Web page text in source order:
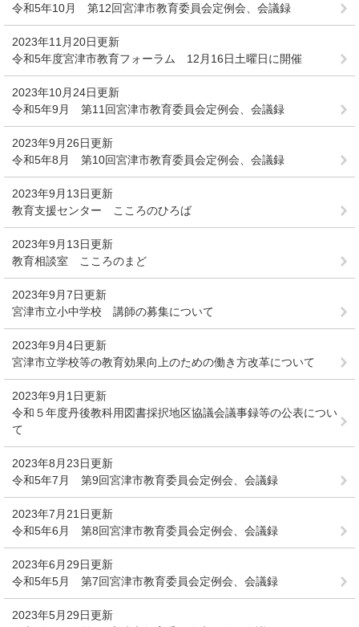
令和5年10月 第12回宮津市教育委員会定例会、会議録
2023年11月20日更新
令和5年度宮津市教育フォーラム 12月16日土曜日に開催
2023年10月24日更新
令和5年9月 第11回宮津市教育委員会定例会、会議録
2023年9月26日更新
令和5年8月 第10回宮津市教育委員会定例会、会議録
2023年9月13日更新
教育支援センター こころのひろば
2023年9月13日更新
教育相談室 こころのまど
2023年9月7日更新
宮津市立小中学校 講師の募集について
2023年9月4日更新
宮津市立学校等の教育効果向上のための働き方改革について
2023年9月1日更新
令和５年度丹後教科用図書採択地区協議会議事録等の公表につい
て
2023年8月23日更新
令和5年7月 第9回宮津市教育委員会定例会、会議録
2023年7月21日更新
令和5年6月 第8回宮津市教育委員会定例会、会議録
2023年6月29日更新
令和5年5月 第7回宮津市教育委員会定例会、会議録
2023年5月29日更新